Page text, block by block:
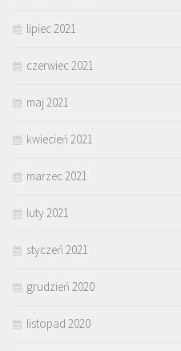
lipiec 2021
czerwiec 2021
maj 2021
kwiecień 2021
marzec 2021
luty 2021
styczeń 2021
grudzień 2020
listopad 2020